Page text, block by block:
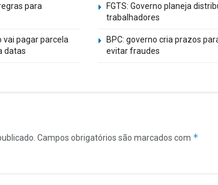
para
FGTS: Governo planeja
trabalhadores
vai pagar parcela
datas
BPC: governo cria prazos
evitar fraudes
Campos obrigatórios são marcados com *